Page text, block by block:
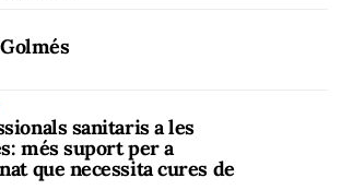
sanitaris a les
més suport per a
que necessita cures de